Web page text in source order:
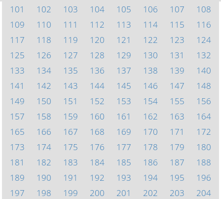
101
102 103 104 105 106 107
108
109
110 111 112 113 114 115
116
117
118 119 120 121 122 123
124
125
126 127 128 129 130 131
132
133
134 135 136 137 138 139
140
141
142 143 144 145 146 147
148
149
150 151 152 153 154 155
156
157
158 159 160 161 162 163
164
165
166 167 168 169 170 171
172
173
174 175 176 177 178 179
180
181
182 183 184 185 186 187
188
189
190 191 192 193 194 195
196
197
198 199 200 201 202 203
204